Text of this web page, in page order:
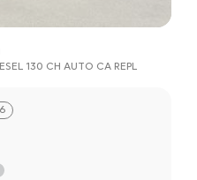
130 CH AUTO CA REPL